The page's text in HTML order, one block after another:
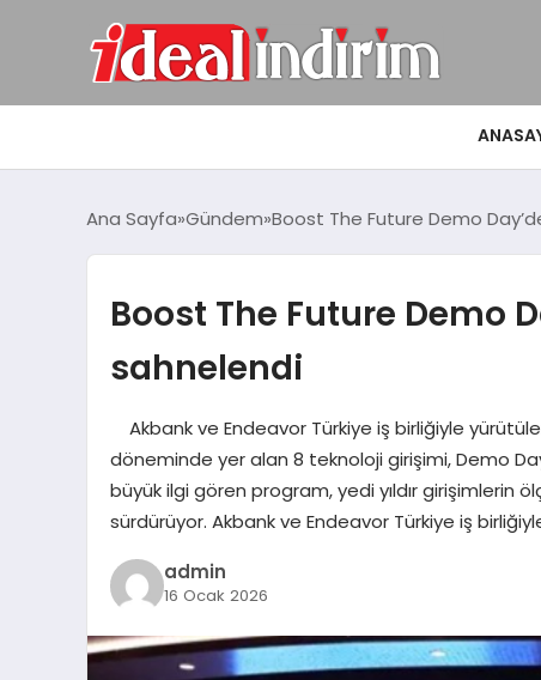
Ana Sayfa Gündem Boost The Future Demo
Boost The Future Demo
sahnelendi
Akbank ve Endeavor Türkiye iş birliğiyle
döneminde yer alan 8 teknoloji girişimi, Demo
büyük ilgi gören program, yedi yıldır girişimlerin
sürdürüyor. Akbank ve Endeavor Türkiye iş
admin
16 Ocak 2026